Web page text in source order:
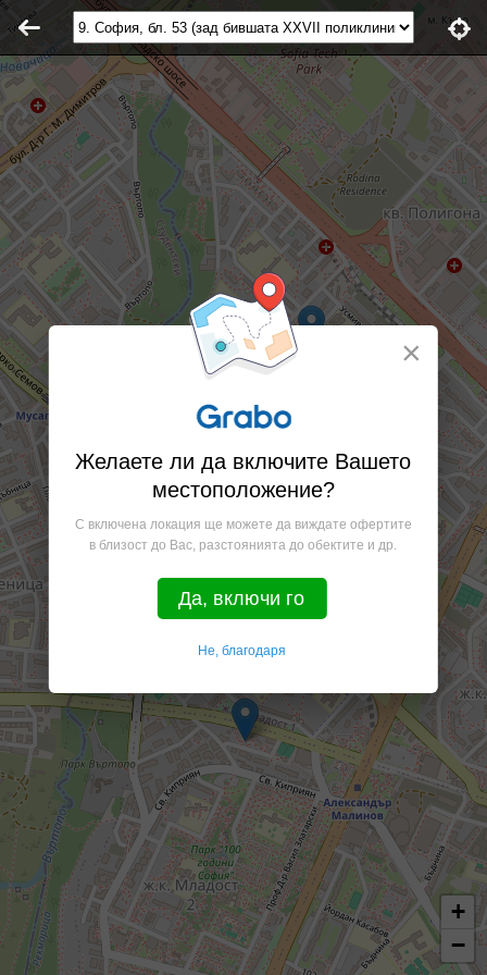
+
−
×
Желаете ли да включите Вашето
местоположение?
С включена локация ще можете да виждате офертите
в близост до Вас, разстоянията до обектите и др.
Да, включи го
Не, благодаря